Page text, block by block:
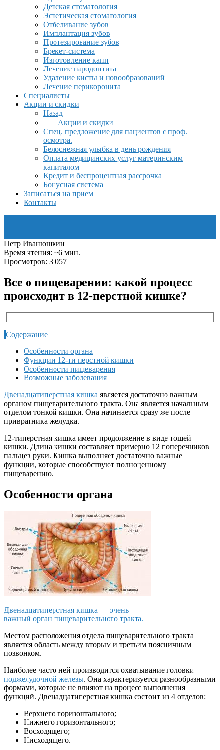
Детская стоматология
Эстетическая стоматология
Отбеливание зубов
Имплантация зубов
Протезирование зубов
Брекет-система
Изготовление капп
Лечение пародонтита
Удаление кисты и новообразований
Лечение перикоронита
Специалисты
Акции и скидки
Назад
Акции и скидки
Спец. предложение для пациентов с проф.
осмотра.
Белоснежная улыбка в день рождения
Оплата медицинских услуг материнским
капиталом
Кредит и беспроцентная рассрочка
Бонусная система
Записаться на прием
Контакты
Петр Иванюшкин
Время чтения: ~6 мин.
Просмотров: 3 057
Все о пищеварении: какой процесс
происходит в 12-перстной кишке?
Содержание
Особенности органа
Функции 12-ти перстной кишки
Особенности пищеварения
Возможные заболевания
Двенадцатиперстная кишка является достаточно важным
органом пищеварительного тракта. Она является начальным
отделом тонкой кишки. Она начинается сразу же после
привратника желудка.
12-типерстная кишка имеет продолжение в виде тощей
кишки. Длина кишки составляет примерно 12 поперечников
пальцев руки. Кишка выполняет достаточно важные
функции, которые способствуют полноценному
пищеварению.
Особенности органа
Двенадцатиперстная кишка — очень
важный орган пищеварительного тракта.
Местом расположения отдела пищеварительного тракта
является область между вторым и третьим поясничным
позвонком.
Наиболее часто ней производится охватывание головки
поджелудочной железы. Она характеризуется разнообразными
формами, которые не влияют на процесс выполнения
функций. Двенадцатиперстная кишка состоит из 4 отделов:
Верхнего горизонтального;
Нижнего горизонтального;
Восходящего;
Нисходящего.